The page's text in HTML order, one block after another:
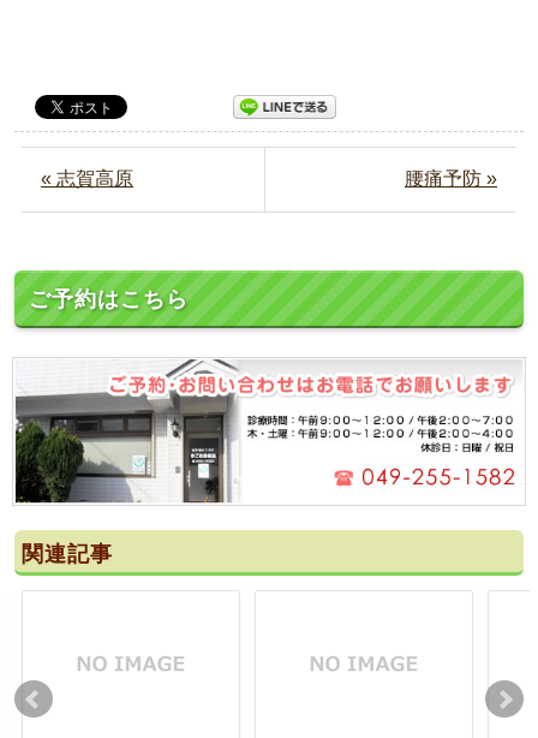
« 志賀高原 腰痛予防 »
ご予約はこちら
関連記事